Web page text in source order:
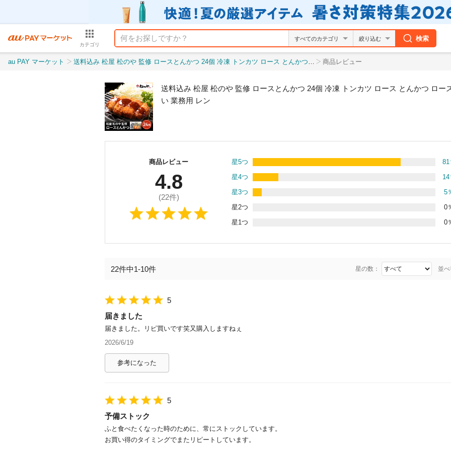
カテゴリ
絞り込む 検索
au PAY マーケット 送料込み 松屋 松のや 監修 ロースとんかつ 24個 冷凍 トンカツ ロース とんかつ ロースかつ 惣菜 おかず 大容量 まとめ買い 業務用 レン 商品レビュー
送料込み 松屋 松のや 監修 ロースとんかつ 24個 冷凍 トンカツ ロース とんかつ ロー
い 業務用 レン
商品レビュー
4.8
(22件)
星5つ 81
星4つ
14
星3つ
5
星2つ
0
星1つ
0
22件中1-10件 星の数： 並
5
届きました
届きました。リピ買いです笑又購入しますねぇ
2026/6/19
参考になった
5
予備ストック
ふと食べたくなった時のために、常にストックしています。
お買い得のタイミングでまたリピートしています。